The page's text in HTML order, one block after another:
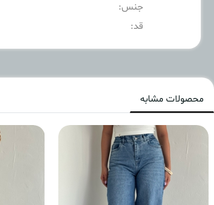
جنس:
قد:
محصولات مشابه